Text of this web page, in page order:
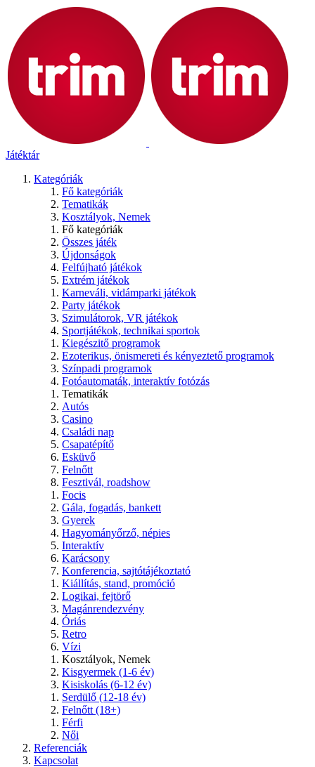
Játéktár
Kategóriák
Fő kategóriák
Tematikák
Kosztályok, Nemek
Fő kategóriák
Összes játék
Újdonságok
Felfújható játékok
Extrém játékok
Karneváli, vidámparki játékok
Party játékok
Szimulátorok, VR játékok
Sportjátékok, technikai sportok
Kiegészitő programok
Ezoterikus, önismereti és kényeztető programok
Színpadi programok
Fotóautomaták, interaktív fotózás
Tematikák
Autós
Casino
Családi nap
Csapatépítő
Esküvő
Felnőtt
Fesztivál, roadshow
Focis
Gála, fogadás, bankett
Gyerek
Hagyományőrző, népies
Interaktív
Karácsony
Konferencia, sajtótájékoztató
Kiállítás, stand, promóció
Logikai, fejtörő
Magánrendezvény
Óriás
Retro
Vízi
Kosztályok, Nemek
Kisgyermek (1-6 év)
Kisiskolás (6-12 év)
Serdülő (12-18 év)
Felnőtt (18+)
Férfi
Női
Referenciák
Kapcsolat